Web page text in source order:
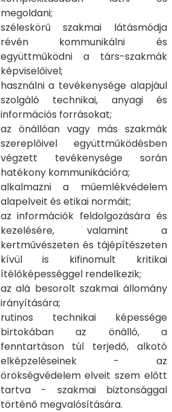
megoldani;
széleskörű szakmai látásmódja
révén kommunikálni és
együttműködni a társ-szakmák
képviselőivel;
használni a tevékenysége alapjául
szolgáló technikai, anyagi és
információs forrásokat;
az önállóan vagy más szakmák
szereplőivel együttműködésben
végzett tevékenysége során
hatékony kommunikációra;
alkalmazni a műemlékvédelem
alapelveit és etikai normáit;
az információk feldolgozására és
kezelésére, valamint a
kertművészeten és tájépítészeten
kívül is kifinomult kritikai
ítélőképességgel rendelkezik;
az alá besorolt szakmai állomány
irányítására;
rutinos technikai képessége
birtokában az önálló, a
fenntartáson túl terjedő, alkotó
elképzeléseinek - az
örökségvédelem elveit szem előtt
tartva - szakmai biztonsággal
történő megvalósítására.